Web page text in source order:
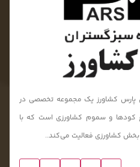
پارس کشاورز یک مجموعه تخصصی در
کودها و سموم کشاورزی است که با
بخش کشاورزی فعالیت می‌کند..